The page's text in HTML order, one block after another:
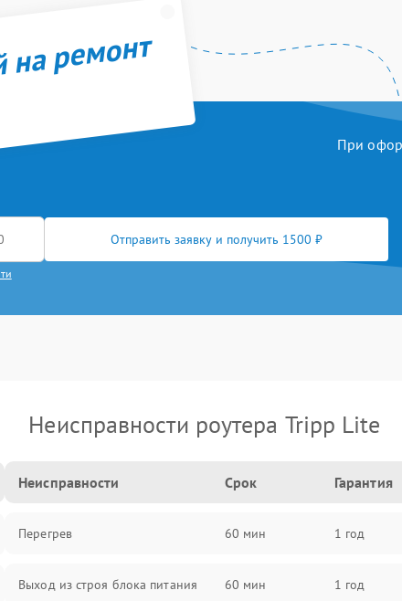
ремонт
При
Отправить заявку и получить 1500 ₽
Неисправности роутера Tripp Lite
Неисправности Срок Гарантия
Перегрев 60 мин 1 год
Выход из строя блока питания 60 мин 1 год